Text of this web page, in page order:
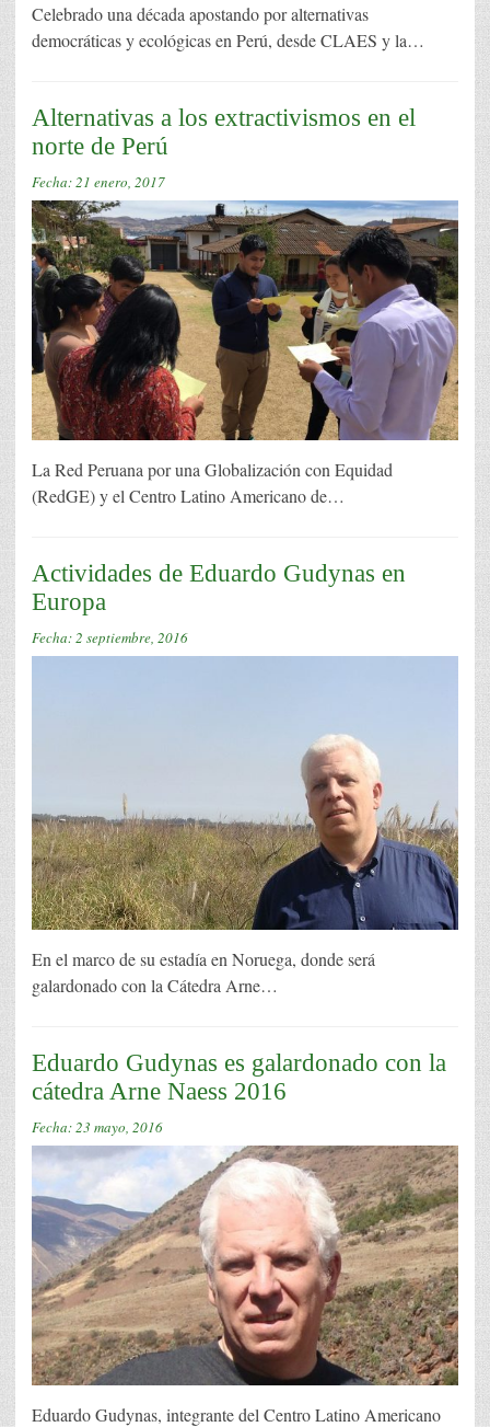
Celebrado una década apostando por alternativas
democráticas y ecológicas en Perú, desde CLAES y la…
Alternativas a los extractivismos en el
norte de Perú
Fecha:21 enero, 2017
La Red Peruana por una Globalización con Equidad
(RedGE) y el Centro Latino Americano de…
Actividades de Eduardo Gudynas en
Europa
Fecha:2 septiembre, 2016
En el marco de su estadía en Noruega, donde será
galardonado con la Cátedra Arne…
Eduardo Gudynas es galardonado con la
cátedra Arne Naess 2016
Fecha:23 mayo, 2016
Eduardo Gudynas, integrante del Centro Latino Americano